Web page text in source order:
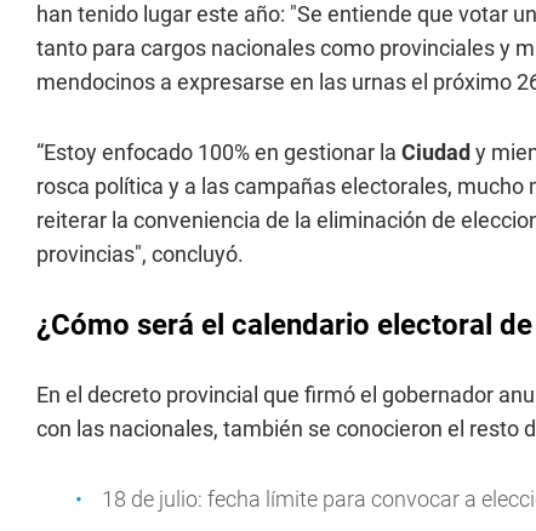
han tenido lugar este año: "Se entiende que votar
tanto para cargos nacionales como provinciales y
mendocinos a expresarse en las urnas el próximo
“Estoy enfocado 100% en gestionar la Ciudad y
rosca política y a las campañas electorales,
reiterar la conveniencia de la eliminación de
provincias", concluyó.
¿Cómo será el calendario electoral
En el decreto provincial que firmó el gobernador
con las nacionales, también se conocieron el resto
18 de julio: fecha límite para convocar a